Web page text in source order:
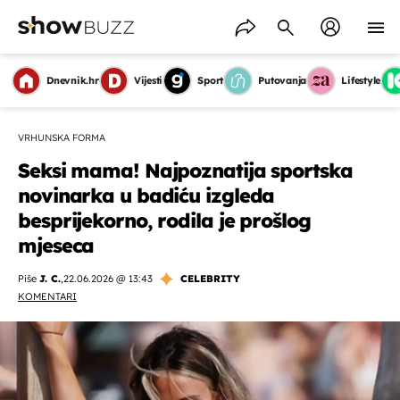
Dnevnik.hr Vijesti Sport Putovanja Lifestyle
VRHUNSKA FORMA
Seksi mama! Najpoznatija sportska
novinarka u badiću izgleda
besprijekorno, rodila je prošlog
mjeseca
Piše J. C.,22.06.2026 @ 13:43
CELEBRITY
KOMENTARI
OMOGUĆI OBAVIJESTI